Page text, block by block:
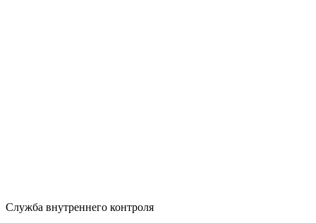
Служба внутреннего контроля